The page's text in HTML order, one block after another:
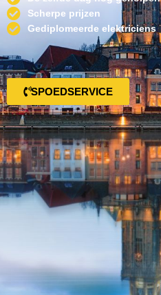
Scherpe prijzen
Gediplomeerde elektriciens
SPOEDSERVICE